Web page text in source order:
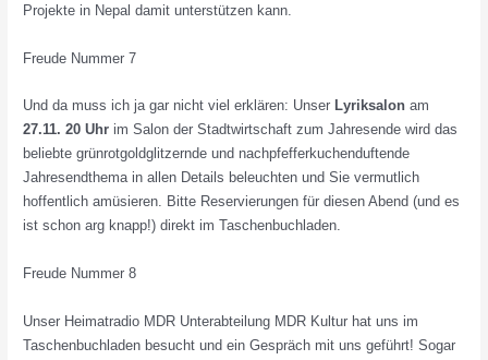
Projekte in Nepal damit unterstützen kann.
Freude Nummer 7
Und da muss ich ja gar nicht viel erklären: Unser Lyriksalon am
27.11. 20 Uhr im Salon der Stadtwirtschaft zum Jahresende wird das
beliebte grünrotgoldglitzernde und nachpfefferkuchenduftende
Jahresendthema in allen Details beleuchten und Sie vermutlich
hoffentlich amüsieren. Bitte Reservierungen für diesen Abend (und es
ist schon arg knapp!) direkt im Taschenbuchladen.
Freude Nummer 8
Unser Heimatradio MDR Unterabteilung MDR Kultur hat uns im
Taschenbuchladen besucht und ein Gespräch mit uns geführt! Sogar